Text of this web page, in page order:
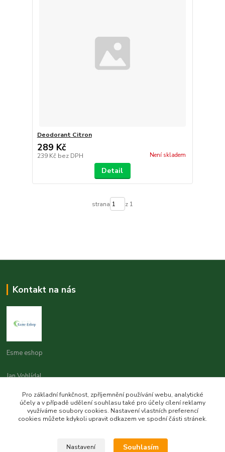
Deodorant Citron
289 Kč
239 Kč bez DPH Není skladem
Detail
strana z 1
Kontakt na nás
Esme eshop
Jan Vohlídal
8,00 - 20,00
objednavky@esme-eshop.cz
Pro základní funkčnost, zpříjemnění používání webu, analytické
účely a v případě udělení souhlasu také pro účely cílení reklamy
využíváme soubory cookies. Nastavení vlastních preferencí
cookies můžete kdykoli upravit odkazem ve spodní části stránek.
Nastavení Souhlasím